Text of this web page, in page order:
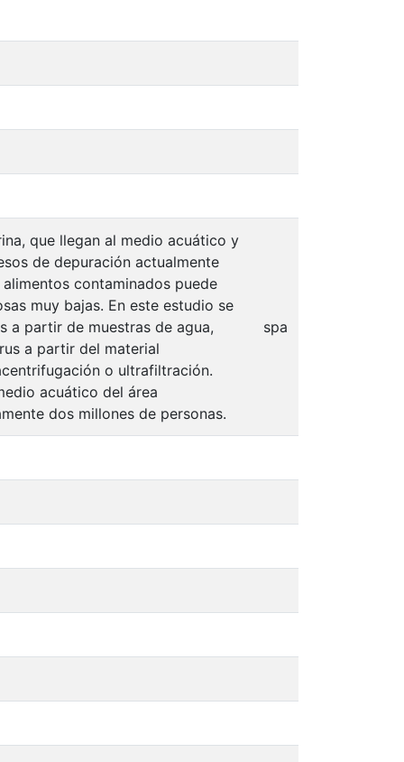
que llegan al medio acuático y
de depuración actualmente
contaminados puede
muy bajas. En este estudio se
a partir de muestras de agua,
a partir del material
o ultrafiltración.
acuático del área
dos millones de personas.
spa